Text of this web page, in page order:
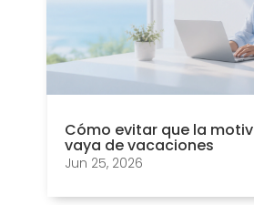
Cómo evitar que la
vaya de vacaciones
Jun 25, 2026